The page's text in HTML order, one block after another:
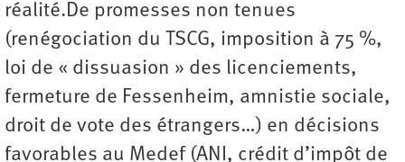
réalité.De promesses non tenues
(renégociation du TSCG, imposition à 75 %,
loi de « dissuasion » des licenciements,
fermeture de Fessenheim, amnistie sociale,
droit de vote des étrangers…) en décisions
favorables au Medef (ANI, crédit d’impôt de